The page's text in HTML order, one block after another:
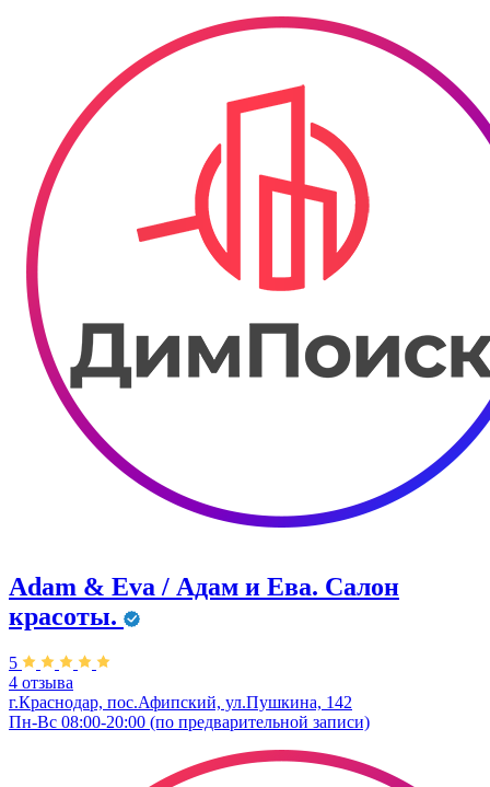
Adam & Eva / Адам и Ева. Салон
красоты.
5
4 отзыва
г.Краснодар, пос.Афипский, ул.Пушкина, 142
Пн-Вс 08:00-20:00 (по предварительной записи)